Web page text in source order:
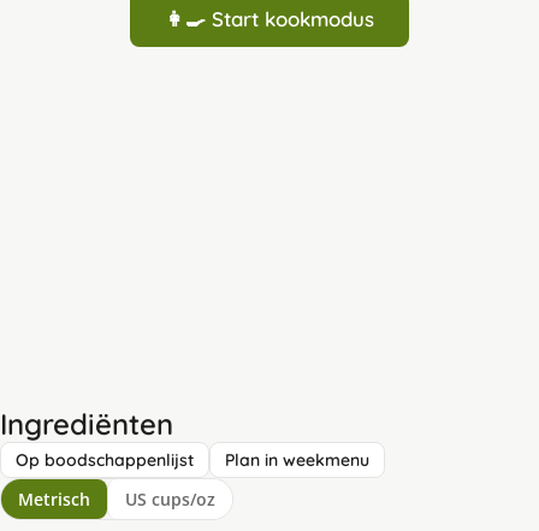
👩‍🍳 Start kookmodus
Ingrediënten
Op boodschappenlijst Plan in weekmenu
Metrisch US cups/oz